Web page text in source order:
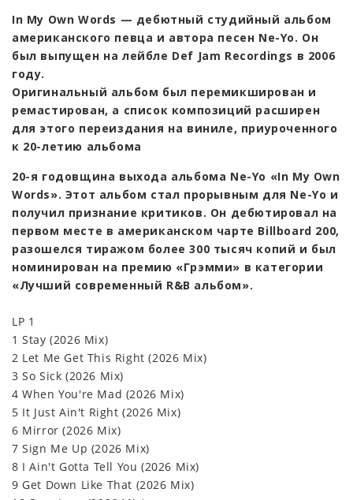
In My Own Words — дебютный студийный альбом
американского певца и автора песен Ne-Yo. Он
был выпущен на лейбле Def Jam Recordings в 2006
году.
Оригинальный альбом был перемикширован и
ремастирован, а список композиций расширен
для этого переиздания на виниле, приуроченного
к 20-летию альбома
20-я годовщина выхода альбома Ne-Yo «In My Own
Words». Этот альбом стал прорывным для Ne-Yo и
получил признание критиков. Он дебютировал на
первом месте в американском чарте Billboard 200,
разошелся тиражом более 300 тысяч копий и был
номинирован на премию «Грэмми» в категории
«Лучший современный R&B альбом».
LP 1
1 Stay (2026 Mix)
2 Let Me Get This Right (2026 Mix)
3 So Sick (2026 Mix)
4 When You're Mad (2026 Mix)
5 It Just Ain't Right (2026 Mix)
6 Mirror (2026 Mix)
7 Sign Me Up (2026 Mix)
8 I Ain't Gotta Tell You (2026 Mix)
9 Get Down Like That (2026 Mix)